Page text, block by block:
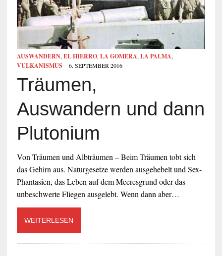
AUSWANDERN, EL HIERRO, LA GOMERA, LA PALMA,
VULKANISMUS 6. SEPTEMBER 2016
Träumen,
Auswandern und dann
Plutonium
Von Träumen und Albträumen – Beim Träumen tobt sich
das Gehirn aus. Naturgesetze werden ausgehebelt und Sex-
Phantasien, das Leben auf dem Meeresgrund oder das
unbeschwerte Fliegen ausgelebt. Wenn dann aber…
WEITERLESEN